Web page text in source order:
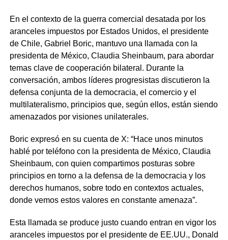
En el contexto de la guerra comercial desatada por los
aranceles impuestos por Estados Unidos, el presidente
de Chile, Gabriel Boric, mantuvo una llamada con la
presidenta de México, Claudia Sheinbaum, para abordar
temas clave de cooperación bilateral. Durante la
conversación, ambos líderes progresistas discutieron la
defensa conjunta de la democracia, el comercio y el
multilateralismo, principios que, según ellos, están siendo
amenazados por visiones unilaterales.
Boric expresó en su cuenta de X: “Hace unos minutos
hablé por teléfono con la presidenta de México, Claudia
Sheinbaum, con quien compartimos posturas sobre
principios en torno a la defensa de la democracia y los
derechos humanos, sobre todo en contextos actuales,
donde vemos estos valores en constante amenaza”.
Esta llamada se produce justo cuando entran en vigor los
aranceles impuestos por el presidente de EE.UU., Donald